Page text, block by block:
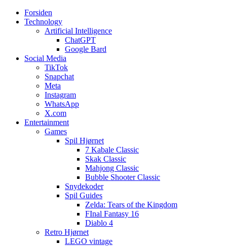
Web3zero.dk
Web3zero.dk
Forsiden
Technology
Artificial Intelligence
ChatGPT
Google Bard
Social Media
TikTok
Snapchat
Meta
Instagram
WhatsApp
X.com
Entertainment
Games
Spil Hjørnet
7 Kabale Classic
Skak Classic
Mahjong Classic
Bubble Shooter Classic
Snydekoder
Spil Guides
Zelda: Tears of the Kingdom
FInal Fantasy 16
Diablo 4
Retro Hjørnet
LEGO vintage